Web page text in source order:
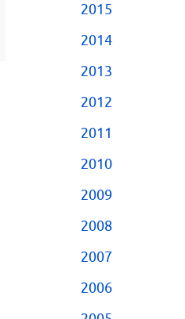
2015
2014
2013
2012
2011
2010
2009
2008
2007
2006